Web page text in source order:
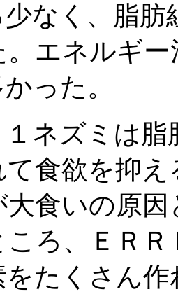
少なく、脂
。エネルギ
った。
ネズミは脂
て食欲を抑
大食いの原
ろ、ＥＲ
たくさん